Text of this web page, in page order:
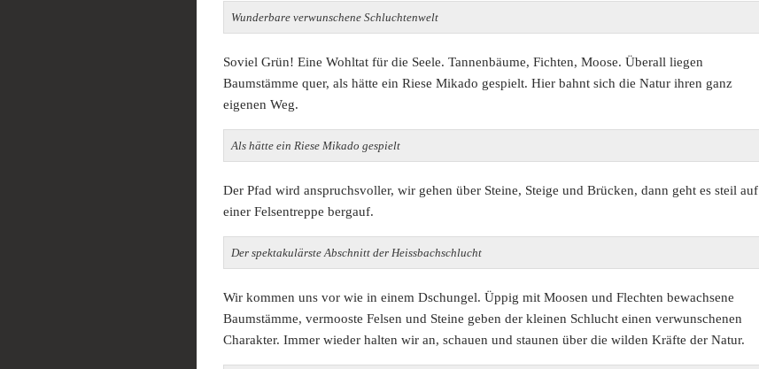
Wunderbare verwunschene Schluchtenwelt
Soviel Grün! Eine Wohltat für die Seele. Tannenbäume, Fichten, Moose. Überall liegen
Baumstämme quer, als hätte ein Riese Mikado gespielt. Hier bahnt sich die Natur ihren ganz
eigenen Weg.
Als hätte ein Riese Mikado gespielt
Der Pfad wird anspruchsvoller, wir gehen über Steine, Steige und Brücken, dann geht es steil auf
einer Felsentreppe bergauf.
Der spektakulärste Abschnitt der Heissbachschlucht
Wir kommen uns vor wie in einem Dschungel. Üppig mit Moosen und Flechten bewachsene
Baumstämme, vermooste Felsen und Steine geben der kleinen Schlucht einen verwunschenen
Charakter. Immer wieder halten wir an, schauen und staunen über die wilden Kräfte der Natur.